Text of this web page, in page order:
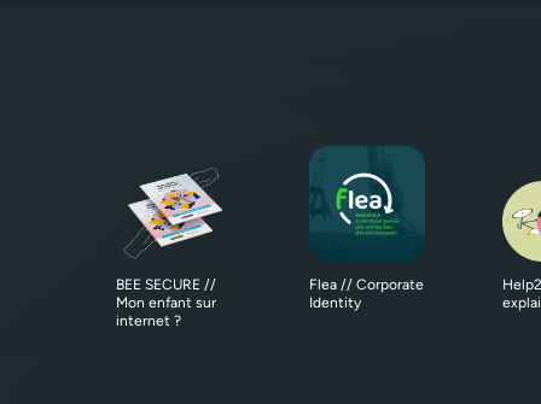
BEE SECURE //
Mon enfant sur
internet ?
Flea // Corporate
Identity